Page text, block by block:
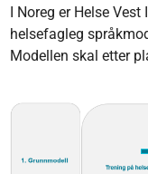
I Noreg er Helse
helsefagleg
Modellen skal etter